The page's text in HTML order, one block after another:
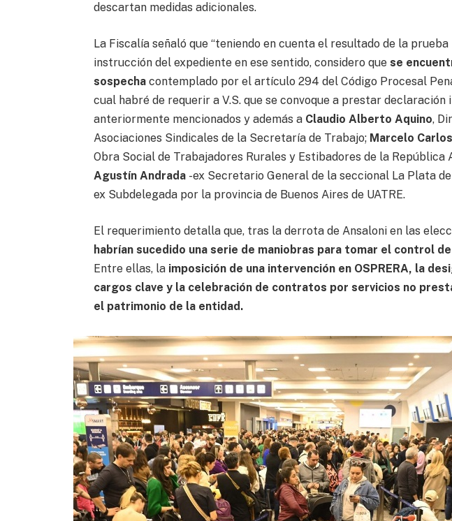
descartan medidas adicionales.
La Fiscalía señaló que “teniendo en cuenta el resultado de la
instrucción del expediente en ese sentido, considero quese
sospechacontemplado por el artículo 294 del Código Procesal
cual habré de requerir a V.S. que se convoque a prestar declaración
anteriormente mencionados y además a Claudio Alberto Aquino,
Asociaciones Sindicales de la Secretaría de Trabajo; Marcelo
Obra Social de Trabajadores Rurales y Estibadores de la República
Agustín Andrada -ex Secretario General de la seccional La Plata
ex Subdelegada por la provincia de Buenos Aires de UATRE.
El requerimiento detalla que, tras la derrota de Ansaloni en las
habrían sucedido una serie de maniobras para tomar el control
Entre ellas, la imposición de una intervención en OSPRERA, la
cargos clave y la celebración de contratos por servicios no
el patrimonio de la entidad.